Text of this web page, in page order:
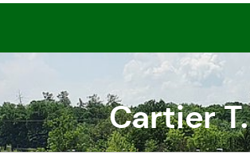
Cartier T.